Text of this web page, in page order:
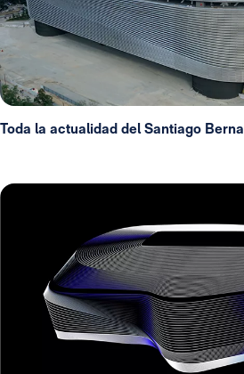
Toda la actualidad del Santiago